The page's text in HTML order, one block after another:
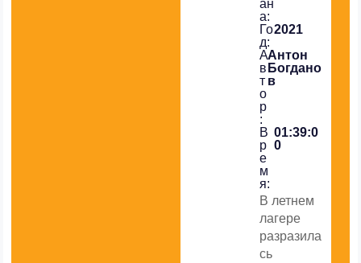
ан
а:
Го
д:
2021
А
в
т
о
р
:
Антон
Богдано
в
В
р
е
м
я:
01:39:0
0
В летнем
лагере
разразила
сь